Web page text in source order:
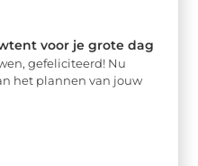
voor je grote dag
gefeliciteerd! Nu
het plannen van jouw